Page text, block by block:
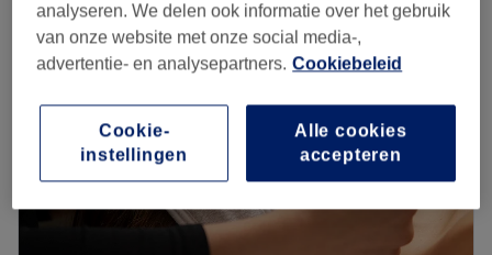
analyseren. We delen ook informatie over het gebruik
van onze website met onze social media-,
advertentie- en analysepartners. Cookiebeleid
Alle cookies
accepteren
Cookie-
instellingen